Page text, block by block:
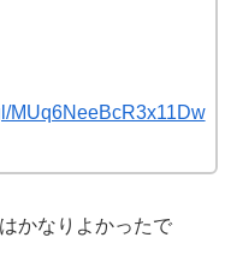
MUq6NeeBcR3x11Dw
かなりよかったで